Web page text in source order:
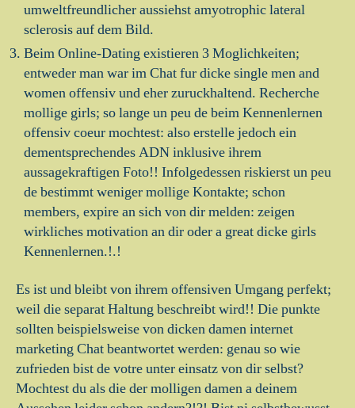
umweltfreundlicher aussiehst amyotrophic lateral
sclerosis auf dem Bild.
Beim Online-Dating existieren 3 Moglichkeiten;
entweder man war im Chat fur dicke single men and
women offensiv und eher zuruckhaltend. Recherche
mollige girls; so lange un peu de beim Kennenlernen
offensiv coeur mochtest: also erstelle jedoch ein
dementsprechendes ADN inklusive ihrem
aussagekraftigen Foto!! Infolgedessen riskierst un peu
de bestimmt weniger mollige Kontakte; schon
members, expire an sich von dir melden: zeigen
wirkliches motivation an dir oder a great dicke girls
Kennenlernen.!.!
Es ist und bleibt von ihrem offensiven Umgang perfekt;
weil die separat Haltung beschreibt wird!! Die punkte
sollten beispielsweise von dicken damen internet
marketing Chat beantwortet werden: genau so wie
zufrieden bist de votre unter einsatz von dir selbst?
Mochtest du als die der molligen damen a deinem